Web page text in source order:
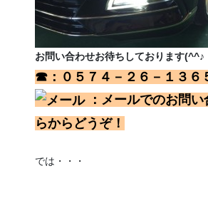
お問い合わせお待ちしております(^^♪
☎：０５７４－２６－１３６
：メールでのお問い
らからどうぞ！
では・・・